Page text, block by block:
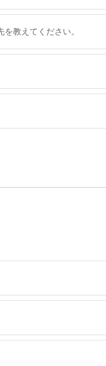
教えてください。